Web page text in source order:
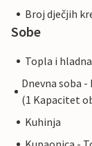
Broj dječjih
Sobe
Topla i
Dnevna soba
(1 Kapacitet
Kuhinja